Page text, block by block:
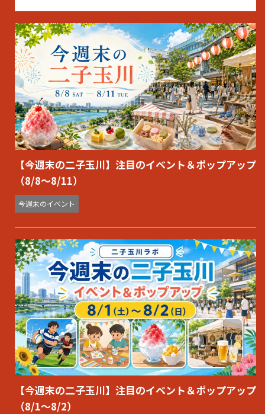
【今週末の二子玉川】注目のイベント＆ポップアップ
（8/8〜8/11）
今週末のイベント
【今週末の二子玉川】注目のイベント＆ポップアップ
（8/1〜8/2）